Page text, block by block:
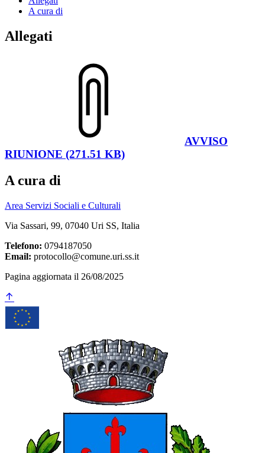
A cura di
Allegati
AVVISO
RIUNIONE (271.51 KB)
A cura di
Area Servizi Sociali e Culturali
Via Sassari, 99, 07040 Uri SS, Italia
Telefono: 0794187050
Email: protocollo@comune.uri.ss.it
Pagina aggiornata il 26/08/2025